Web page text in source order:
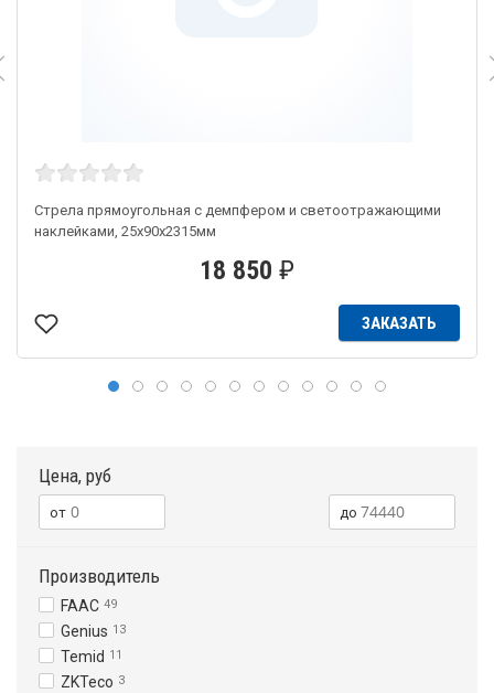
Стрела прямоугольная с демпфером и светоотражающими
наклейками, 25х90х2315мм
18 850 ₽
ЗАКАЗАТЬ
Цена, руб
Производитель
FAAC 49
Genius 13
Temid 11
ZKTeco 3